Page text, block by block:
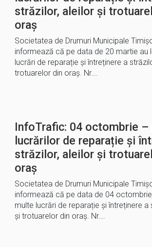
străzilor, aleilor și
oraș
Societatea de Drumuri Municipale
informează că pe data de 20 martie au
lucrări de reparație și întreținere a
trotuarelor din oraș. Nr….
InfoTrafic: 04 octombrie –
lucrărilor de reparație și
străzilor, aleilor și
oraș
Societatea de Drumuri Municipale
informează că pe data de 04
multe lucrări de reparație și întreținere a
și trotuarelor din oraș. Nr….